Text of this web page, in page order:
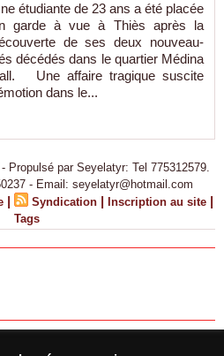
étudiante de 23 ans a été placée
garde à vue à Thiès après la
de ses deux nouveau-
décédés dans le quartier Médina
Une affaire tragique suscite
dans le...
Propulsé par Seyelatyr: Tel 775312579.
- Email: seyelatyr@hotmail.com
| Syndication | Inscription au site |
Tags